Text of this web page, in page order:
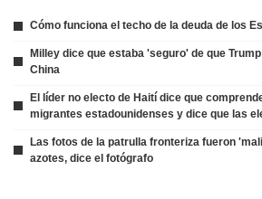
Cómo funciona el techo de la deuda de los
Milley dice que estaba 'seguro' de que
China
El líder no electo de Haití dice que
migrantes estadounidenses y dice que las
Las fotos de la patrulla fronteriza fueron
azotes, dice el fotógrafo